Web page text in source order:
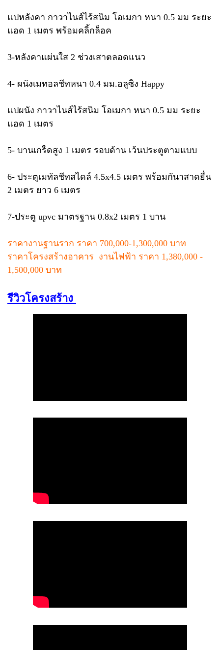
แปหลังคา กาวาไนส์ไร้สนิม โอเมกา หนา 0.5 มม ระยะ
แอด 1 เมตร พร้อมคลิ้กล็อค
3-หลังคาแผ่นใส 2 ช่วงเสาตลอดแนว
4- ผนังเมทอลชีทหนา 0.4 มม.อลูซิง Happy
แปผนัง กาวาไนส์ไร้สนิม โอเมกา หนา 0.5 มม ระยะ
แอด 1 เมตร
5- บานเกร็ดสูง 1 เมตร รอบด้าน เว้นประตูตามแบบ
6- ประตูเมทัลชีทสไดล์ 4.5x4.5 เมตร พร้อมกันาสาดยื่น
2 เมตร ยาว 6 เมตร
7-ประตู upvc มาตรฐาน 0.8x2 เมตร 1 บาน
ราคางานฐานราก ราคา 700,000-1,300,000 บาท
ราคาโครงสร้างอาคาร งานไฟฟ้า ราคา 1,380,000 -
1,500,000 บาท
รีวิวโครงสร้าง